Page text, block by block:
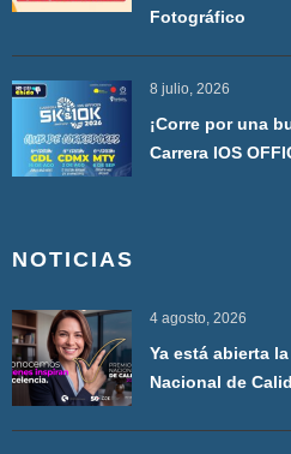
Fotográfico
8 julio, 2026
¡Corre por una
Carrera IOS
NOTICIAS
4 agosto, 2026
Ya está abierta
Nacional de